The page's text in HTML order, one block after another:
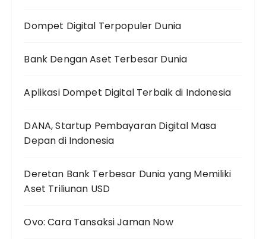
Dompet Digital Terpopuler Dunia
Bank Dengan Aset Terbesar Dunia
Aplikasi Dompet Digital Terbaik di Indonesia
DANA, Startup Pembayaran Digital Masa
Depan di Indonesia
Deretan Bank Terbesar Dunia yang Memiliki
Aset Triliunan USD
Ovo: Cara Tansaksi Jaman Now